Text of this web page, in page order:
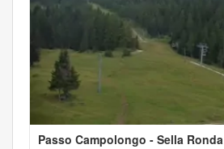
Passo Campolongo - Sella Ronda